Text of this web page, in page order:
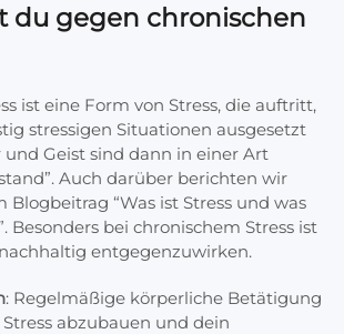
du gegen chronischen
ist eine Form von Stress, die auftritt,
stressigen Situationen ausgesetzt
und Geist sind dann in einer Art
Auch darüber berichten wir
Blogbeitrag “Was ist Stress und was
Besonders bei chronischem Stress ist
entgegenzuwirken.
: Regelmäßige körperliche Betätigung
abzubauen und dein